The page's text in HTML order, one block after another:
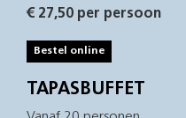
€ 27,50 per persoon
Bestel online
TAPASBUFFET